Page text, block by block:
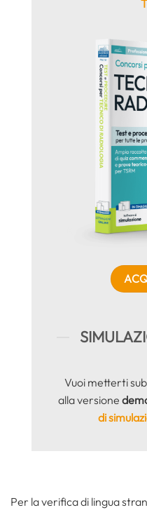
Vuoi metterti
alla versione
di
Per la verifica di lingua